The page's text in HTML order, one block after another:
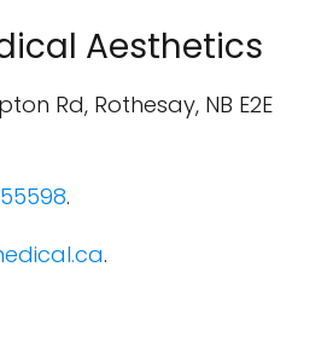
Aesthetics
Rd, Rothesay, NB E2E
.
.